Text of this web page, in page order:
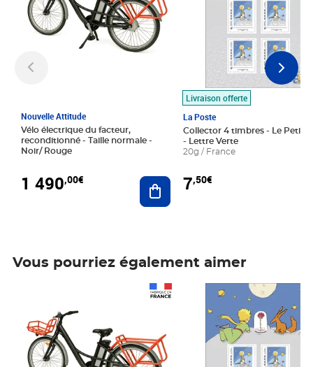
Nouvelle Attitude
Vélo électrique du facteur,
reconditionné - Taille normale -
Noir/ Rouge
1 490,00€ Ajouter au panier
Livraison offerte
La Poste
Collector 4 timbres - Le Petit
- Lettre Verte
20g / France
7,50€
Vous pourriez également aimer
Prix 7,50€